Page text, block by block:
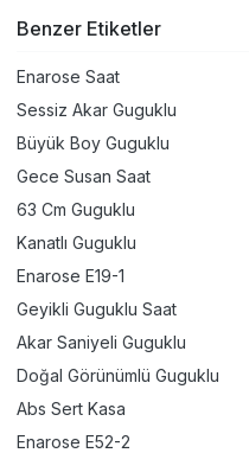
Benzer Etiketler
Enarose Saat
Sessiz Akar Guguklu
Büyük Boy Guguklu
Gece Susan Saat
63 Cm Guguklu
Kanatlı Guguklu
Enarose E19-1
Geyikli Guguklu Saat
Akar Saniyeli Guguklu
Doğal Görünümlü Guguklu
Abs Sert Kasa
Enarose E52-2